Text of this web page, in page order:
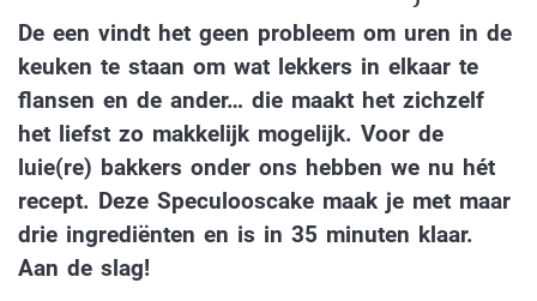
De een vindt het geen probleem om uren in de
keuken te staan om wat lekkers in elkaar te
flansen en de ander… die maakt het zichzelf
het liefst zo makkelijk mogelijk. Voor de
luie(re) bakkers onder ons hebben we nu hét
recept. Deze Speculooscake maak je met maar
drie ingrediënten en is in 35 minuten klaar.
Aan de slag!